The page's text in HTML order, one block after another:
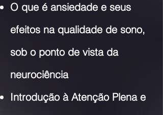
O que é ansiedade e seus
efeitos na qualidade de sono,
sob o ponto de vista da
neurociência
Introdução à Atenção Plena e